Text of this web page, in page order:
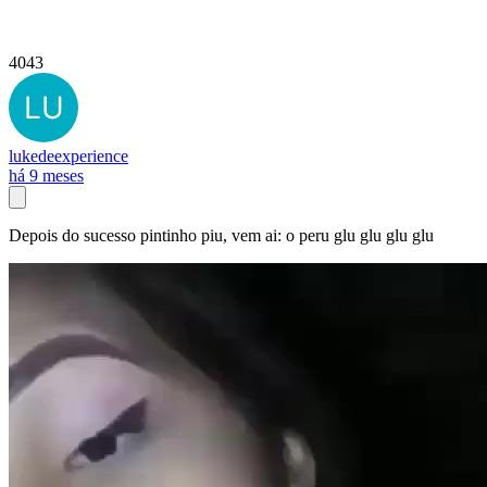
4043
lukedeexperience
há 9 meses
Depois do sucesso pintinho piu, vem ai: o peru glu glu glu glu